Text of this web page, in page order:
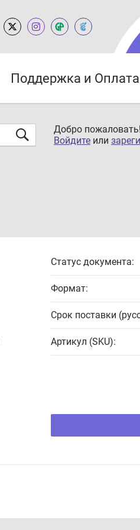
Поддержка и Оплата
Добро пожаловать!
Войдите или
Статус документа:
Формат:
Срок поставки
Артикул (SKU):